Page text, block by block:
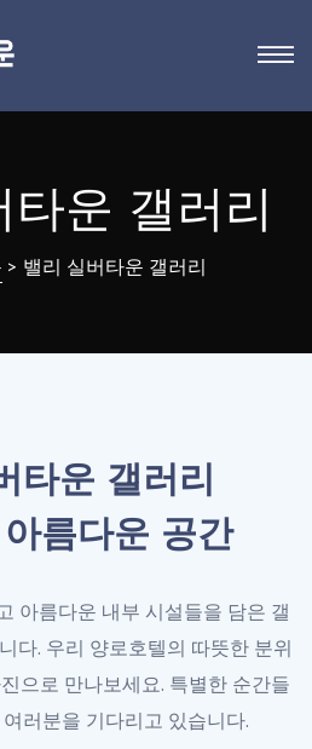
타운 갤러리
> 밸리 실버타운 갤러리
타운 갤러리
름다운 공간
아름다운 내부 시설들을 담은 갤
다. 우리 양로호텔의 따뜻한 분위
으로 만나보세요. 특별한 순간들
러분을 기다리고 있습니다.